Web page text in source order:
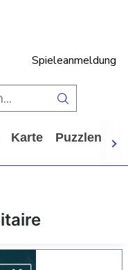
Spieleanmeldung
Karte Puzzlen